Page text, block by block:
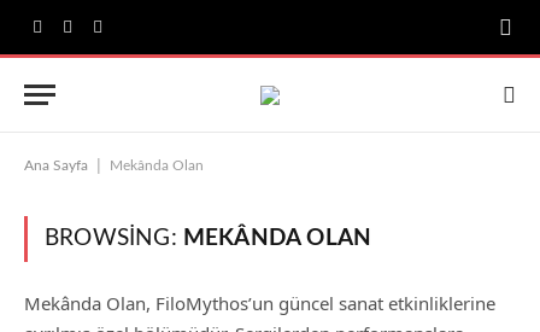
Facebook
X
(Twitter)
Instagram
Ana Sayfa Mekânda Olan
BROWSING: MEKÂNDA OLAN
Mekânda Olan, FiloMythos’un güncel sanat etkinliklerine